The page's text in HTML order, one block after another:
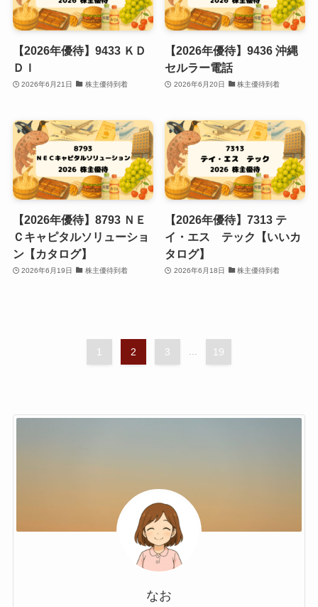
【2026年優待】9433 ＫＤ
ＤＩ
2026年6月21日 株主優待到着
【2026年優待】9436 沖縄
セルラー電話
2026年6月20日 株主優待到着
【2026年優待】8793 ＮＥ
Ｃキャピタルソリューショ
ン【カタログ】
2026年6月19日 株主優待到着
【2026年優待】7313 テ
イ・エス テック【いいカ
タログ】
2026年6月18日 株主優待到着
1 2 3 19
なお